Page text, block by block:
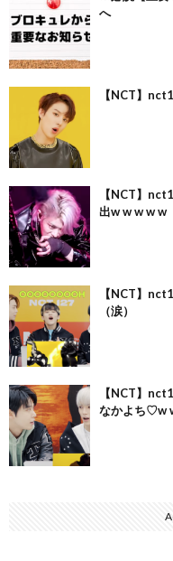
へ
【NCT】
【NCT】
出w w w w w
【NCT】
（涙）
【NCT】
なかよち♡w